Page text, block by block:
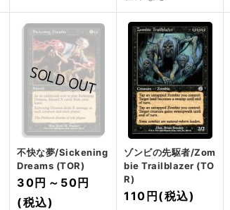
不快な夢/Sickening
Dreams (TOR)
30円 ～ 50円
(税込)
ゾンビの先駆者/Zom
bie Trailblazer (TO
R)
110円 (税込)